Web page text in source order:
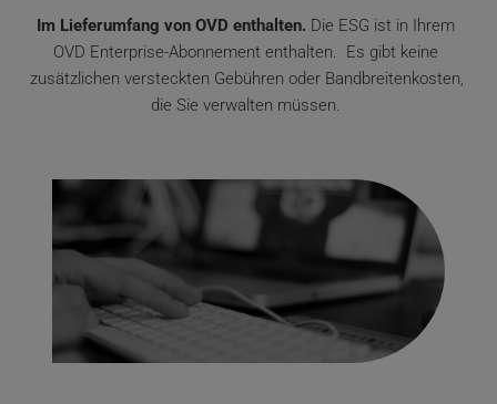
Im Lieferumfang von OVD enthalten. Die ESG ist in Ihrem
OVD Enterprise-Abonnement enthalten.  Es gibt keine
zusätzlichen versteckten Gebühren oder Bandbreitenkosten,
die Sie verwalten müssen.